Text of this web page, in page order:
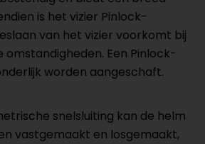
is het vizier Pinlock-
van het vizier voorkomt bij
omstandigheden. Een Pinlock-
worden aangeschaft.
snelsluiting kan de helm
vastgemaakt en losgemaakt,